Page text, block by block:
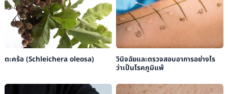
ตะคร้อ (Schleichera oleosa)
วินิจฉัยและตรวจสอบอาการอย่างไร
ว่าเป็นโรคภูมิแพ้